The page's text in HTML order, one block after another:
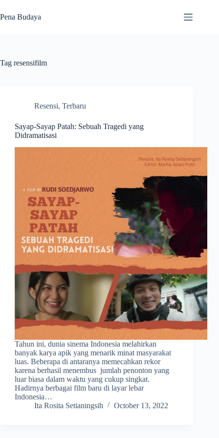
to
content
Pena Budaya
Tag resensifilm
Resensi, Terbaru
Sayap-Sayap Patah: Sebuah Tragedi yang
Didramatisasi
Tahun ini, dunia sinema Indonesia melahirkan
banyak karya apik yang menarik minat masyarakat
luas. Beberapa di antaranya memecahkan rekor
karena berhasil menembus jumlah penonton yang
luar biasa dalam waktu yang cukup singkat.
Hadirnya berbagai film baru di layar lebar
Indonesia…
Ita Rosita Setianingsih
October 13, 2022